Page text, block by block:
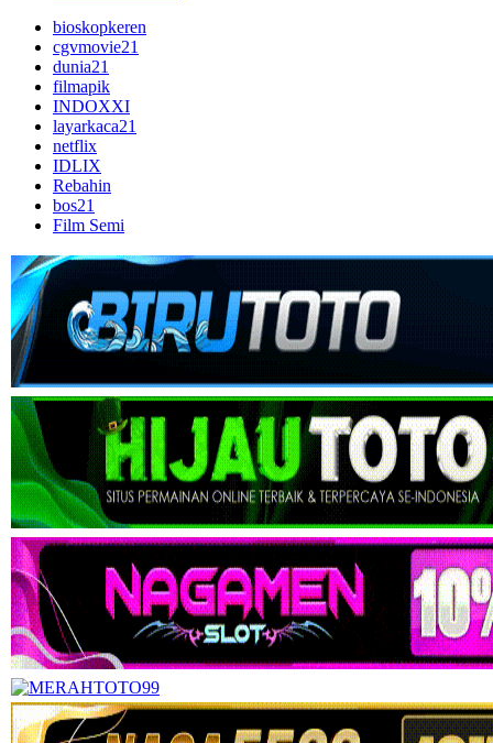
bioskopkeren
cgvmovie21
dunia21
filmapik
INDOXXI
layarkaca21
netflix
IDLIX
Rebahin
bos21
Film Semi